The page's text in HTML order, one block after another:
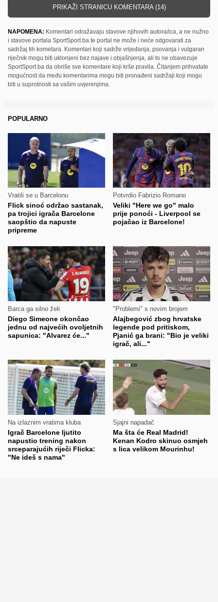
PRIKAŽI STRANICU KOMENTARA (14)
NAPOMENA: Komentari odražavaju stavove njihovih autora/ica, a ne nužno
i stavove portala SportSport.ba te portal ne može i neće odgovarati za
sadržaj tih kometara. Komentari koji sadrže vrijeđanja, psovanja i vulgaran
riječnik mogu biti uklonjeni bez najave i objašnjenja, ali to ne obavezuje
SportSport.ba da obriše sve komentare koji krše pravila. Čitanjem prihvatate
mogućnost da među komentarima mogu biti pronađeni sadržaji koji mogu
biti u suprotnosti sa vašim uvjerenjima.
POPULARNO
Vratili se u Barcelonu
Flick sinoć održao sastanak,
pa trojici igrača Barcelone
saopštio da napuste
pripreme
Potvrdio Fabrizio Romano
Veliki "Here we go" malo
prije ponoći - Liverpool se
pojačao iz Barcelone!
Barca ga silno želi
Diego Simeone okončao
jednu od najvećih ovoljetnih
sapunica: "Alvarez će..."
"Problemi" s novim brojem
Alajbegović zbog hrvatske
legende pod pritiskom,
Pjanić ga brani: "Bio je veliki
igrač, ali..."
Na izlaznim vratima kluba
Igrač Barcelone ljutito
napustio trening nakon
srceparajućih riječi Flicka:
"Ne ideš s nama"
Sjajni napadač
Ma šta će Real Madrid!
Kenan Kodro skinuo osmjeh
s lica velikom Mourinhu!